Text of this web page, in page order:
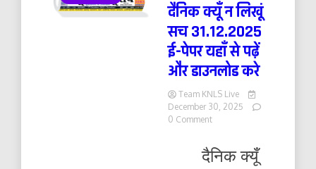
दैनिक क्यूँ न लिखूं
सच 31.12.2025
ई-पेपर यहाँ से पढ़ें
और डाउनलोड करे
Team KNLS Live
December 30, 2025
0 Commenton
न
दैनिक क्यूँ